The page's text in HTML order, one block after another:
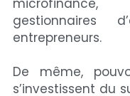
microfinance,
gestionnaires
entrepreneurs.
De même,
s’investissent du